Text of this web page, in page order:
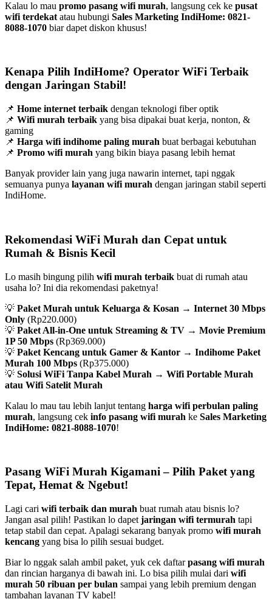
Kalau lo mau promo pasang wifi murah, langsung cek ke pusat
wifi terdekat atau hubungi Sales Marketing IndiHome: 0821-
8088-1070 biar dapet diskon khusus!
Kenapa Pilih IndiHome? Operator WiFi Terbaik
dengan Jaringan Stabil!
📌 Home internet terbaik dengan teknologi fiber optik
📌 Wifi murah terbaik yang bisa dipakai buat kerja, nonton, &
gaming
📌 Harga wifi indihome paling murah buat berbagai kebutuhan
📌 Promo wifi murah yang bikin biaya pasang lebih hemat
Banyak provider lain yang juga nawarin internet, tapi nggak
semuanya punya layanan wifi murah dengan jaringan stabil seperti
IndiHome.
Rekomendasi WiFi Murah dan Cepat untuk
Rumah & Bisnis Kecil
Lo masih bingung pilih wifi murah terbaik buat di rumah atau
usaha lo? Ini dia rekomendasi paketnya!
💡 Paket Murah untuk Keluarga & Kosan → Internet 30 Mbps
Only (Rp220.000)
💡 Paket All-in-One untuk Streaming & TV → Movie Premium
1P 50 Mbps (Rp369.000)
💡 Paket Kencang untuk Gamer & Kantor → Indihome Paket
Murah 100 Mbps (Rp375.000)
💡 Solusi WiFi Tanpa Kabel Murah → Wifi Portable Murah
atau Wifi Satelit Murah
Kalau lo mau tau lebih lanjut tentang harga wifi perbulan paling
murah, langsung cek info pasang wifi murah ke Sales Marketing
IndiHome: 0821-8088-1070!
Pasang WiFi Murah Kigamani – Pilih Paket yang
Tepat, Hemat & Ngebut!
Lagi cari wifi terbaik dan murah buat rumah atau bisnis lo?
Jangan asal pilih! Pastikan lo dapet jaringan wifi termurah tapi
tetap stabil dan cepat. Apalagi sekarang banyak promo wifi murah
kencang yang bisa lo pilih sesuai budget.
Biar lo nggak salah ambil paket, yuk cek daftarpasang wifi murah
dan rincian harganya di bawah ini. Lo bisa pilih mulai dari wifi
murah 50 ribuan per bulan sampai yang lebih premium dengan
tambahan layanan TV kabel!